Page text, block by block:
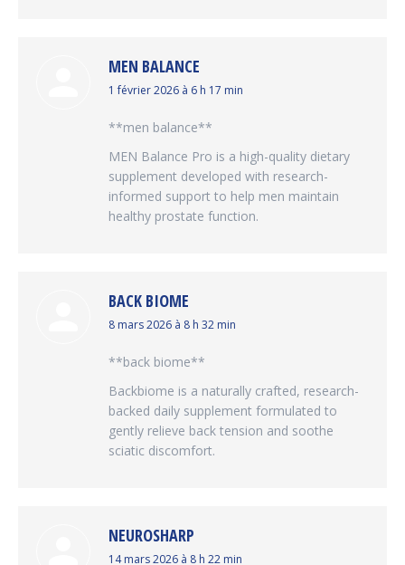
MEN BALANCE
dit
1 février 2026 à 6 h 17 min
**men balance**
MEN Balance Pro is a high-quality dietary
supplement developed with research-
informed support to help men maintain
healthy prostate function.
BACK BIOME
dit
8 mars 2026 à 8 h 32 min
**back biome**
Backbiome is a naturally crafted, research-
backed daily supplement formulated to
gently relieve back tension and soothe
sciatic discomfort.
NEUROSHARP
dit
14 mars 2026 à 8 h 22 min